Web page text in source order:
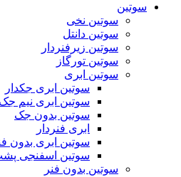
سوتین
سوتین نخی
سوتین دانتل
سوتین زیرفنردار
سوتین تورگاز
سوتین ابری
سوتین ابری جکدار
سوتین ابری نیم جک
سوتین بدون جک
ابری فنردار
سوتین ابری بدون
سوتین اسفنجی
سوتین بدون فنر